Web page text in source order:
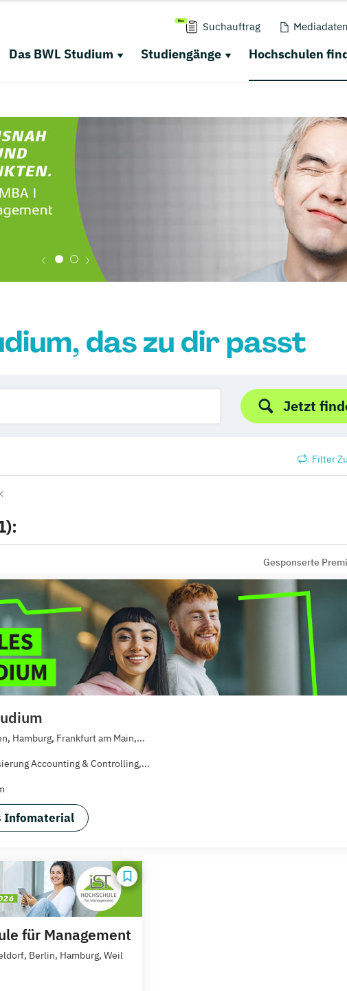
Suchauftrag Mediadaten
Das BWL Studium Studiengänge Hochschulen
das zu dir passt
Jetzt
Filter
Gesponserte
Hamburg, Frankfurt am Main,...
Accounting & Controlling,...
Infomaterial
für Management
Berlin, Hamburg, Weil